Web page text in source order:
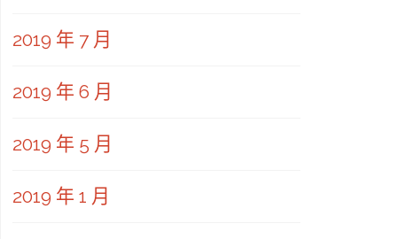
2019 年 7 月
2019 年 6 月
2019 年 5 月
2019 年 1 月